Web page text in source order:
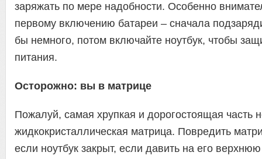
заряжать по мере надобности. Особенно
первому включению батареи – сначала
бы немного, потом включайте ноутбук, чтобы
питания.
Осторожно: вы в матрице
Пожалуй, самая хрупкая и дорогостоящая часть
жидкокристаллическая матрица. Повредить
если ноутбук закрыт, если давить на его